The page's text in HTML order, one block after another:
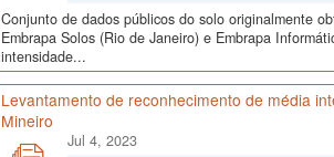
Conjunto de dados públicos do solo originalmente
Embrapa Solos (Rio de Janeiro) e Embrapa
intensidade...
Levantamento de reconhecimento de média
Mineiro
Jul 4, 2023